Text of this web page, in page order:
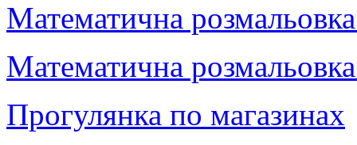
Математична
Математична
Прогулянка по магазинах